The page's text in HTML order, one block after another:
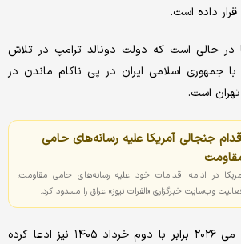
داده است.
در حالی است که دولت دونالد ترامپ در تلاش
با جمهوری اسلامی ایران در پی ناکام ماندن در
است.
جنجالی آمریکا علیه رسانه‌های حامی
در ادامه اقدامات خود علیه رسانه‌های حامی مقاومت،
وب‌سایت خبرگزاری «الفرات نیوز» عراق را مسدود کرد.
رئیس جمهور آمریکا ۲۳ می ۲۰۲۶ برابر با دوم خرداد ۱۴۰۵ نیز ادعا کرده